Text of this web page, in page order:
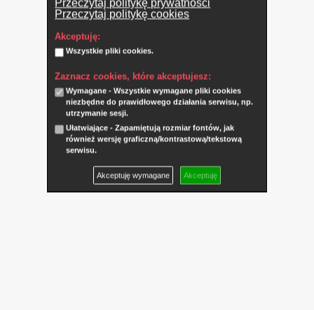
Przeczytaj politykę prywatności
Przeczytaj politykę cookies
Akceptuję:
Wszystkie pliki cookies.
Zaznacz cookies, które akceptujesz:
Wymagane - Wszystkie wymagane pliki cookies
niezbędne do prawidłowego działania serwisu, np.
utrzymanie sesji.
Ułatwiające - Zapamiętują rozmiar fontów, jak
również wersję graficzną/kontrastową/tekstową
serwisu.
Akceptuję wymagane Akceptuję